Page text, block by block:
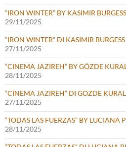
“IRON WINTER” BY KASIMIR
29/11/2025
“IRON WINTER” DI KASIMIR BURGESS
27/11/2025
“CINEMA JAZIREH” BY GÖZDE
28/11/2025
“CINEMA JAZIREH” DI GÖZDE KURAL
27/11/2025
“TODAS LAS FUERZAS” BY LUCIANA
28/11/2025